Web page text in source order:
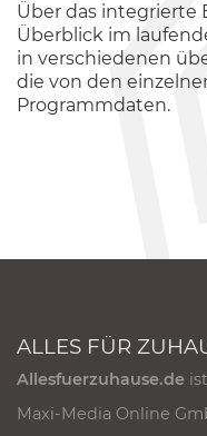
Über das integrierte
Überblick im
in verschiedenen
die von den
Programmdaten.
ALLES FÜR
Allesfuerzuhause.de
Maxi-Media Online